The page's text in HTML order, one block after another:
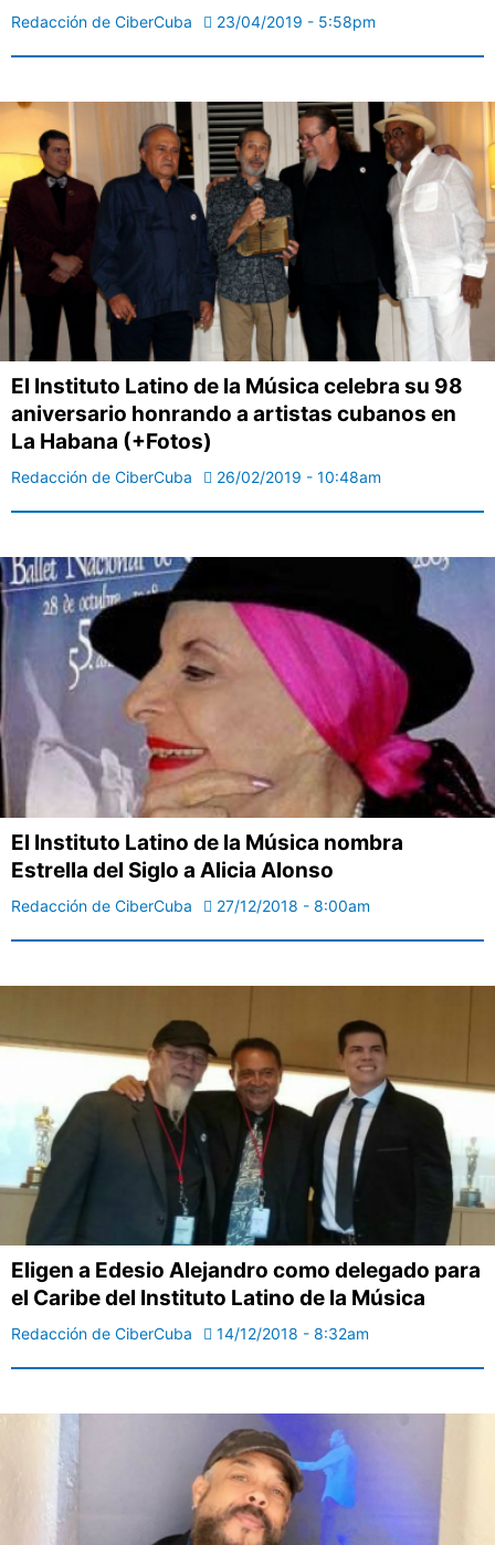
Redacción de CiberCuba 23/04/2019 - 5:58pm
El Instituto Latino de la Música celebra su 98
aniversario honrando a artistas cubanos en
La Habana (+Fotos)
Redacción de CiberCuba 26/02/2019 - 10:48am
El Instituto Latino de la Música nombra
Estrella del Siglo a Alicia Alonso
Redacción de CiberCuba 27/12/2018 - 8:00am
Eligen a Edesio Alejandro como delegado para
el Caribe del Instituto Latino de la Música
Redacción de CiberCuba 14/12/2018 - 8:32am